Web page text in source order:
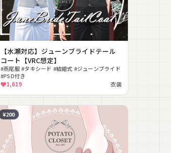
【水瀬対応】ジューンブライドテール
コート【VRC想定】
#燕尾服 #タキシード #結婚式 #ジューンブライド
#PSD付き
1,619
衣装
¥200